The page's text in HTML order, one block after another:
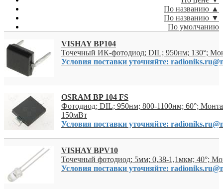
По названию ▲
По названию ▼
По умолчанию
VISHAY BP104
Точечный ИК-фотодиод; DIL; 950нм; 130°;
Условия поставки уточняйте:
OSRAM BP 104 FS
Фотодиод; DIL; 950нм; 800-1100нм; 60°;
150мВт
Условия поставки уточняйте:
VISHAY BPV10
Точечный фотодиод; 5мм; 0,38-1,1мкм; 40°;
Условия поставки уточняйте: